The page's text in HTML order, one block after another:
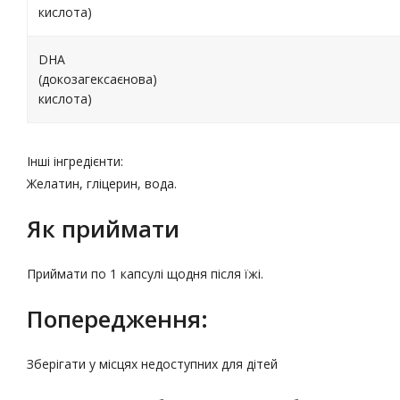
кислота)
DHA
(докозагексаєнова)
кислота)
Інші інгредієнти:
Желатин, гліцерин, вода.
Як приймати
Приймати по 1 капсулі щодня після їжі.
Попередження:
Зберігати у місцях недоступних для дітей